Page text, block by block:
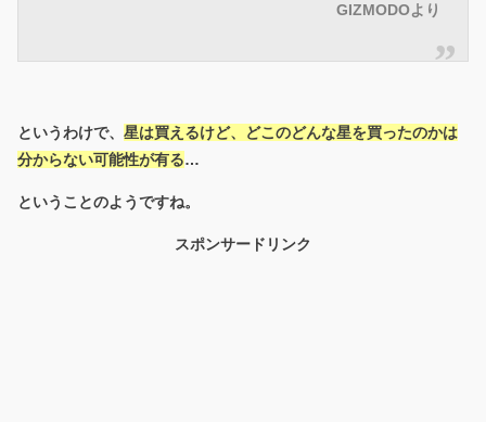
GIZMODOより
というわけで、 星は買えるけど、どこのどんな星を買ったのかは
分からない可能性が有る…
ということのようですね。
スポンサードリンク